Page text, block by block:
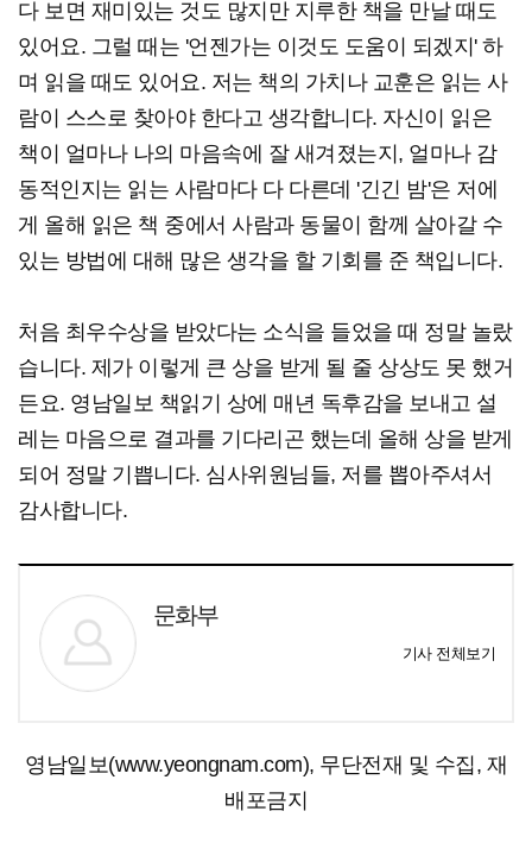
다 보면 재미있는 것도 많지만 지루한 책을 만날 때도
있어요. 그럴 때는 '언젠가는 이것도 도움이 되겠지' 하
며 읽을 때도 있어요. 저는 책의 가치나 교훈은 읽는 사
람이 스스로 찾아야 한다고 생각합니다. 자신이 읽은
책이 얼마나 나의 마음속에 잘 새겨졌는지, 얼마나 감
동적인지는 읽는 사람마다 다 다른데 '긴긴 밤'은 저에
게 올해 읽은 책 중에서 사람과 동물이 함께 살아갈 수
있는 방법에 대해 많은 생각을 할 기회를 준 책입니다.
처음 최우수상을 받았다는 소식을 들었을 때 정말 놀랐
습니다. 제가 이렇게 큰 상을 받게 될 줄 상상도 못 했거
든요. 영남일보 책읽기 상에 매년 독후감을 보내고 설
레는 마음으로 결과를 기다리곤 했는데 올해 상을 받게
되어 정말 기쁩니다. 심사위원님들, 저를 뽑아주셔서
감사합니다.
문화부
기사 전체보기
영남일보(www.yeongnam.com), 무단전재 및 수집, 재
배포금지